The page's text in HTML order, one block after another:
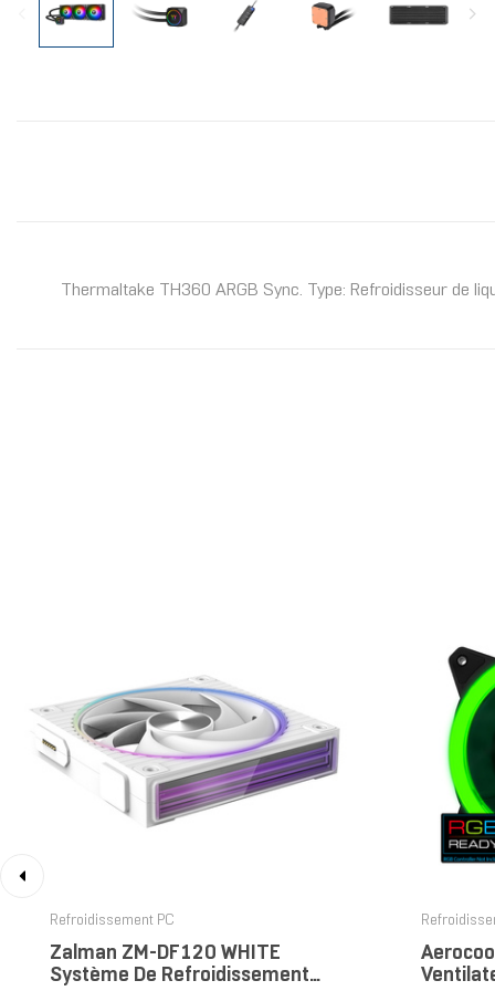
Thermaltake TH360 ARGB Sync. Type: Refroidisseur de
Refroidissement PC
Zalman ZM-DF120 WHITE
Système De Refroidissement